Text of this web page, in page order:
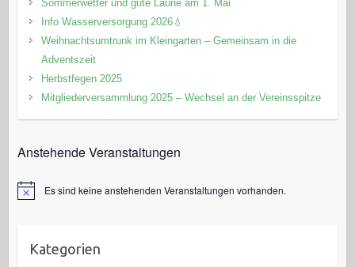
Sommerwetter und gute Laune am 1. Mai
Info Wasserversorgung 2026💧
Weihnachtsumtrunk im Kleingarten – Gemeinsam in die
Adventszeit
Herbstfegen 2025
Mitgliederversammlung 2025 – Wechsel an der Vereinsspitze
Anstehende Veranstaltungen
H
Es sind keine anstehenden Veranstaltungen vorhanden.
Kategorien